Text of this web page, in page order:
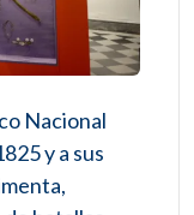
Nacional
y a sus